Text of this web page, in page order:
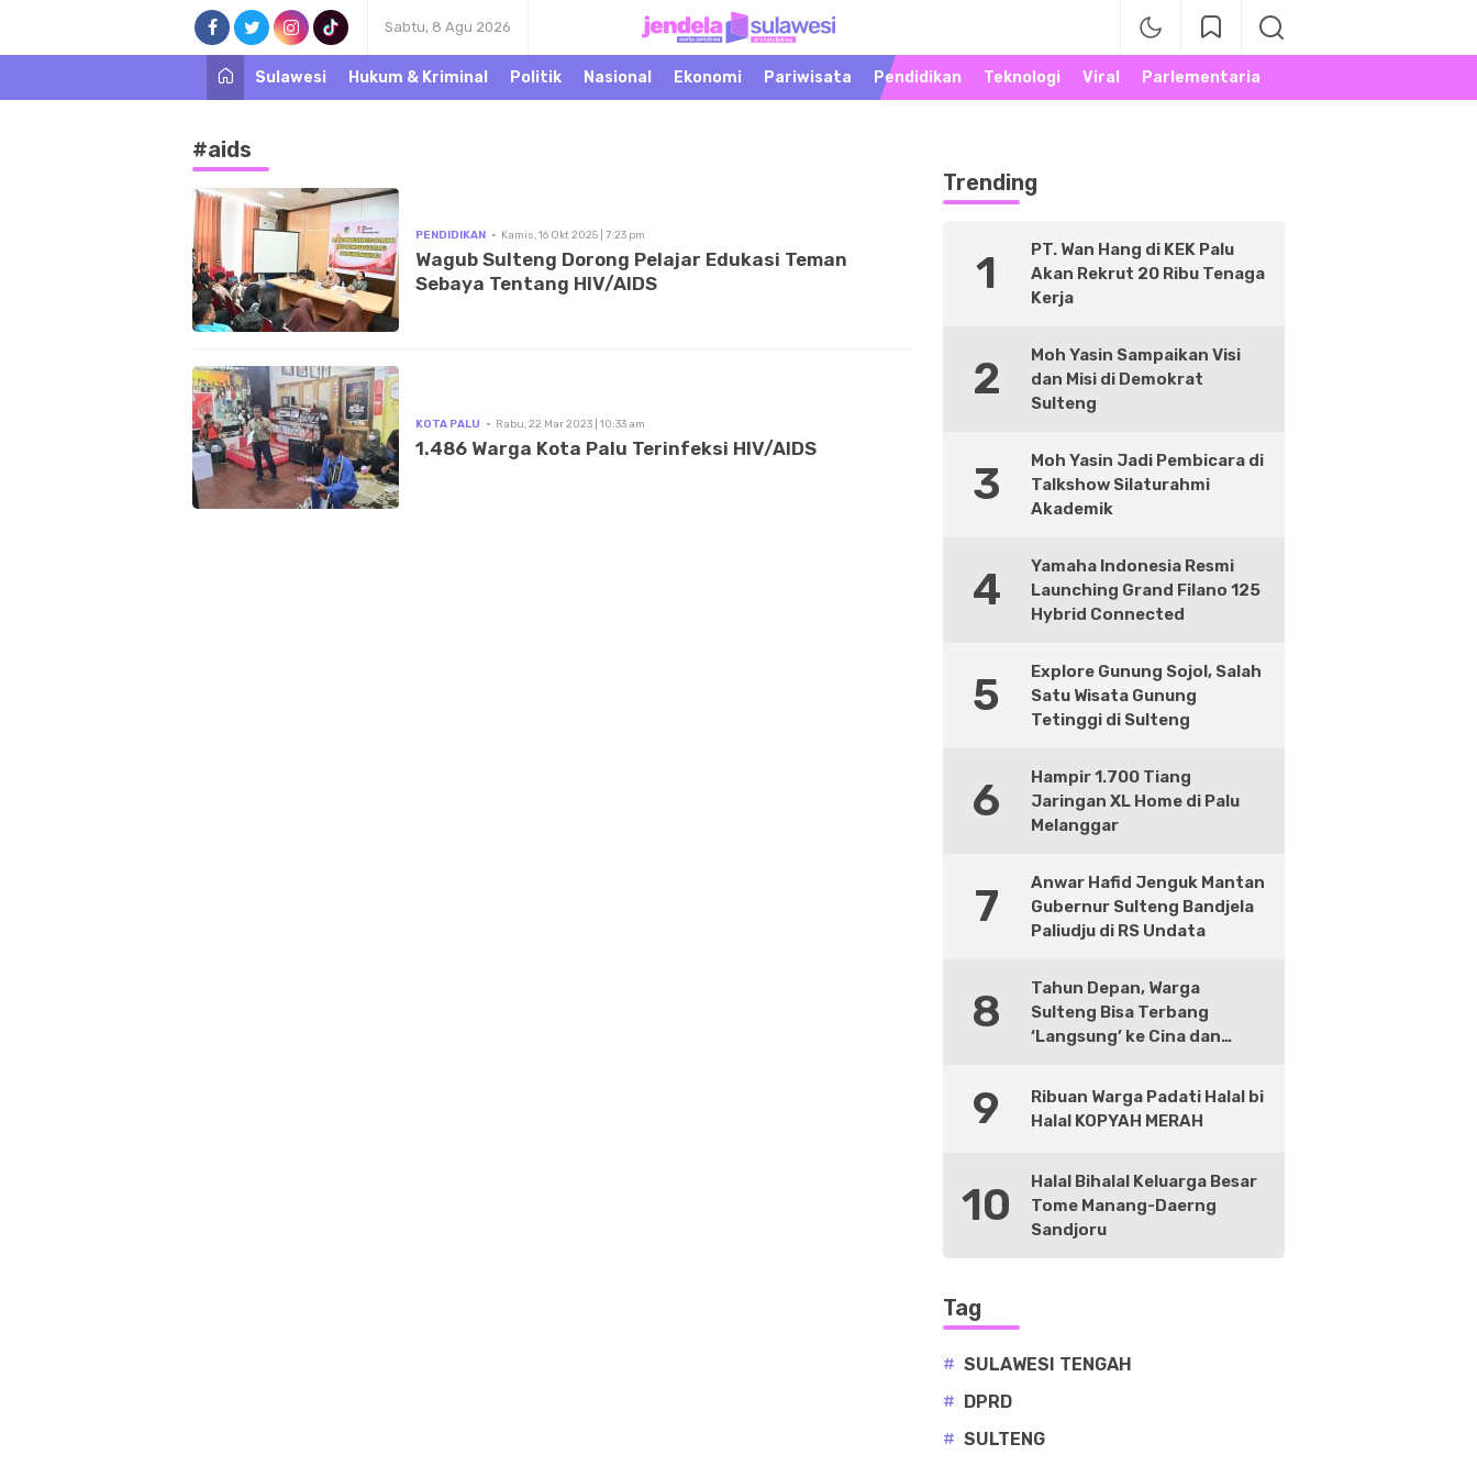
Sabtu, 8 Agu 2026
Jendela Sulawesi
Warta Peristiwa di
Khatulistiwa
Sulawesi
Hukum & Kriminal Politik Nasional Ekonomi Pariwisata Pendidikan Teknologi Viral Parlementaria
#aids
PENDIDIKAN Kamis, 16 Okt 2025 | 7:23 pm
Wagub Sulteng Dorong Pelajar Edukasi Teman
Sebaya Tentang HIV/AIDS
KOTA PALU Rabu, 22 Mar 2023 | 10:33 am
1.486 Warga Kota Palu Terinfeksi HIV/AIDS
Trending
1
PT. Wan Hang di KEK Palu
Akan Rekrut 20 Ribu Tenaga
Kerja
2
Moh Yasin Sampaikan Visi
dan Misi di Demokrat
Sulteng
3
Moh Yasin Jadi Pembicara di
Talkshow Silaturahmi
Akademik
4
Yamaha Indonesia Resmi
Launching Grand Filano 125
Hybrid Connected
5
Explore Gunung Sojol, Salah
Satu Wisata Gunung
Tetinggi di Sulteng
6
Hampir 1.700 Tiang
Jaringan XL Home di Palu
Melanggar
7
Anwar Hafid Jenguk Mantan
Gubernur Sulteng Bandjela
Paliudju di RS Undata
8
Tahun Depan, Warga
Sulteng Bisa Terbang
‘Langsung’ ke Cina dan
9
Ribuan Warga Padati Halal bi
Halal KOPYAH MERAH
10
Halal Bihalal Keluarga Besar
Tome Manang-Daerng
Sandjoru
Tag
# SULAWESI TENGAH
# DPRD
# SULTENG